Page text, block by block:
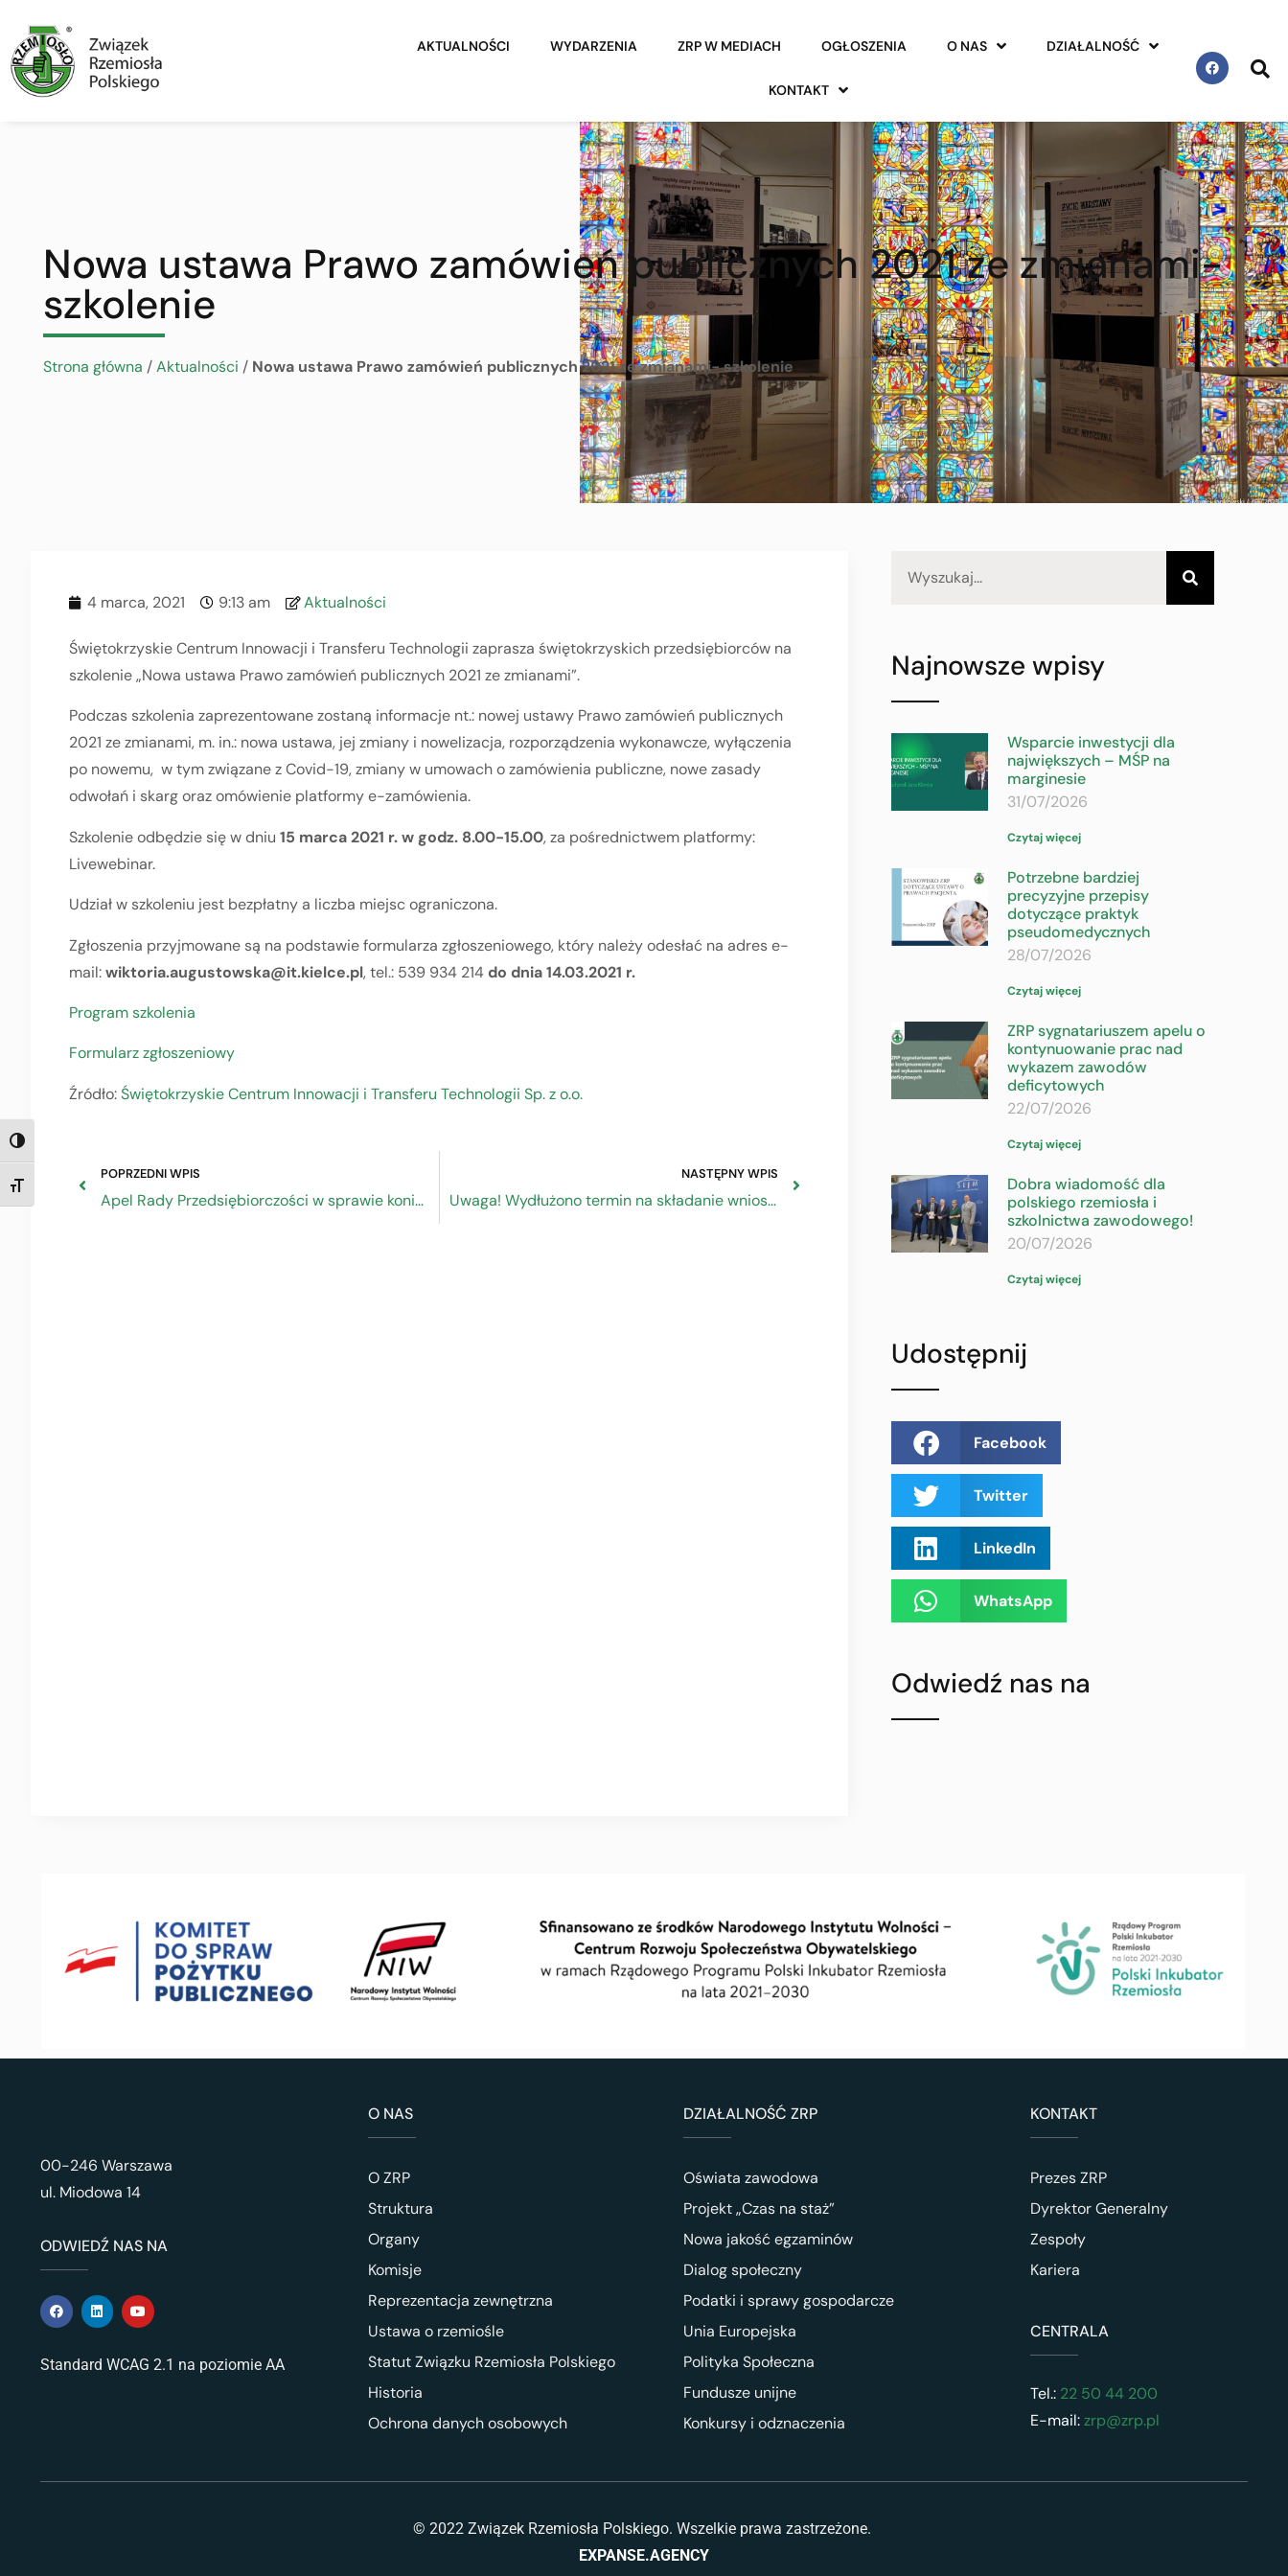
TOGGLE HIGH CONTRAST
TOGGLE FONT SIZE
AKTUALNOŚCI WYDARZENIA ZRP W MEDIACH OGŁOSZENIA O NAS DZIAŁALNOŚĆ
KONTAKT
Nowa ustawa Prawo zamówień publicznych 2021 ze zmianami-
szkolenie
Strona główna /Aktualności / Nowa ustawa Prawo zamówień publicznych 2021 ze zmianami- szkolenie
4 marca, 2021 9:13 am Aktualności
Świętokrzyskie Centrum Innowacji i Transferu Technologii zaprasza świętokrzyskich przedsiębiorców na
szkolenie „Nowa ustawa Prawo zamówień publicznych 2021 ze zmianami”.
Podczas szkolenia zaprezentowane zostaną informacje nt.: nowej ustawy Prawo zamówień publicznych
2021 ze zmianami, m. in.: nowa ustawa, jej zmiany i nowelizacja, rozporządzenia wykonawcze, wyłączenia
po nowemu, w tym związane z Covid-19, zmiany w umowach o zamówienia publiczne, nowe zasady
odwołań i skarg oraz omówienie platformy e-zamówienia.
Szkolenie odbędzie się w dniu 15 marca 2021 r. w godz. 8.00-15.00, za pośrednictwem platformy:
Livewebinar.
Udział w szkoleniu jest bezpłatny a liczba miejsc ograniczona.
Zgłoszenia przyjmowane są na podstawie formularza zgłoszeniowego, który należy odesłać na adres e-
mail:wiktoria.augustowska@it.kielce.pl, tel.: 539 934 214 do dnia 14.03.2021 r.
Program szkolenia
Formularz zgłoszeniowy
Źródło:Świętokrzyskie Centrum Innowacji i Transferu Technologii Sp. z o.o.
POPRZEDNI WPIS
Apel Rady Przedsiębiorczości w sprawie konieczności tworzenia odpowiednich warunków prawnych i ekonomicznych funkcjonowania sektora bankowego w Polsce
NASTĘPNY WPIS
Uwaga! Wydłużono termin na składanie wniosków na projekty proeksportowe
Najnowsze wpisy
Wsparcie inwestycji dla
największych – MŚP na
marginesie
31/07/2026
Czytaj więcej
Potrzebne bardziej
precyzyjne przepisy
dotyczące praktyk
pseudomedycznych
28/07/2026
Czytaj więcej
ZRP sygnatariuszem apelu o
kontynuowanie prac nad
wykazem zawodów
deficytowych
22/07/2026
Czytaj więcej
Dobra wiadomość dla
polskiego rzemiosła i
szkolnictwa zawodowego!
20/07/2026
Czytaj więcej
Udostępnij
Facebook
Twitter
LinkedIn
WhatsApp
Odwiedź nas na
00-246 Warszawa
ul. Miodowa 14
ODWIEDŹ NAS NA
Standard WCAG 2.1 na poziomie AA
O NAS
O ZRP
Struktura
Organy
Komisje
Reprezentacja zewnętrzna
Ustawa o rzemiośle
Statut Związku Rzemiosła Polskiego
Historia
Ochrona danych osobowych
DZIAŁALNOŚĆ ZRP
Oświata zawodowa
Projekt „Czas na staż”
Nowa jakość egzaminów
Dialog społeczny
Podatki i sprawy gospodarcze
Unia Europejska
Polityka Społeczna
Fundusze unijne
Konkursy i odznaczenia
KONTAKT
Prezes ZRP
Dyrektor Generalny
Zespoły
Kariera
CENTRALA
Tel.:22 50 44 200
E-mail:zrp@zrp.pl
© 2022 Związek Rzemiosła Polskiego. Wszelkie prawa zastrzeżone.
EXPANSE.AGENCY